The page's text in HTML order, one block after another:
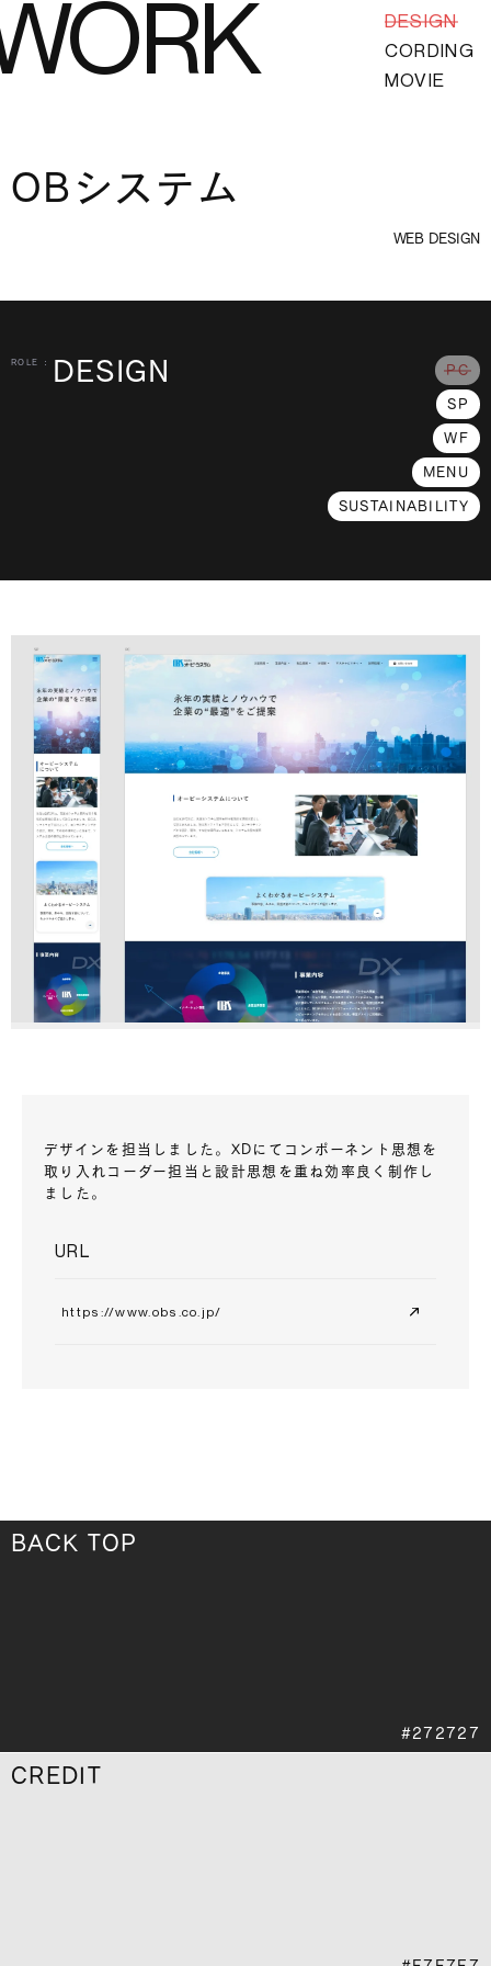
DESIGN
CORDING
MOVIE
OBシステム
WEB DESIGN
ROLE : DESIGN PC
SP
WF
MENU
SUSTAINABILITY
デザインを担当しました。XDにてコンポーネント思想を
取り入れコーダー担当と設計思想を重ね効率良く制作し
ました。
URL
https://www.obs.co.jp/
BACK TOP
CREDIT